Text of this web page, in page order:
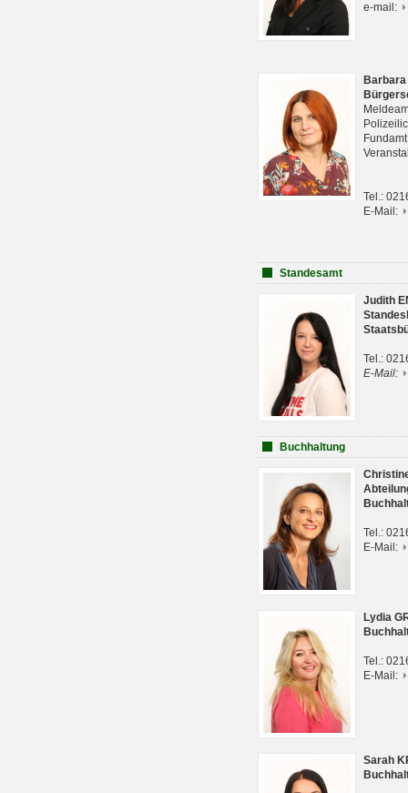
e-mail:
Tel.:
E-Mail:
Standesamt
Judith
Tel.:
E-Mail:
Buchhaltung
Tel.:
E-Mail:
Lydia
Tel.:
E-Mail:
Sarah